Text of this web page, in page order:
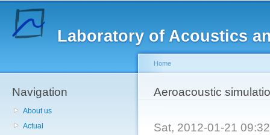
Laboratory of Acoustics
Navigation
About us
Actual
You are here
Home
Aeroacoustic
Sat, 2012-01-21